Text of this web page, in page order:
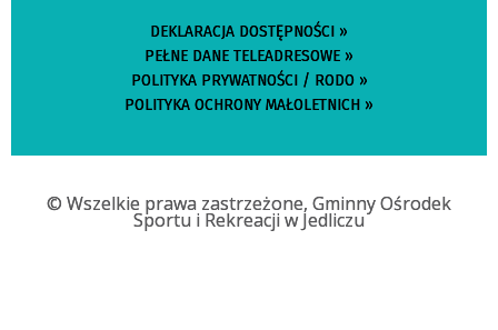
DEKLARACJA DOSTĘPNOŚCI »
PEŁNE DANE TELEADRESOWE »
POLITYKA PRYWATNOŚCI / RODO »
POLITYKA OCHRONY MAŁOLETNICH »
© Wszelkie prawa zastrzeżone, Gminny Ośrodek
Sportu i Rekreacji w Jedliczu